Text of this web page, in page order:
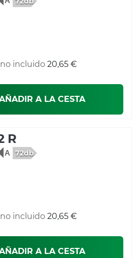
incluido 20,65 €
A LA CESTA
R
72db
incluido 20,65 €
A LA CESTA